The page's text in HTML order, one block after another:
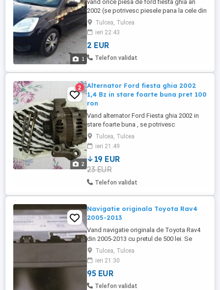
1
vand orice piesa de ford fiesta ghia an
2002 (se potrivesc piesele pana la cele din
2008 inclusiv ) motor 1.4 benzina Euro 4 (
Masina este dezmembrata )
Tulcea, Tulcea
ieri 22:43
2 EUR
Telefon validat
2
2
Alternator Ford fiesta ghia 2002
1,4 Bz in stare foarte buna pret 100
ron
Vand alternator Ford Fiesta ghia 2002 in
stare foarte buna , se potrivesc
alternatoarele pana la cele din 2008
inclusiv
Tulcea, Tulcea
ieri 21:49
19 EUR
23 EUR
Telefon validat
Navigatie originala Toyota Rav4
2005-2013
Vand navigatie originala de Toyota Rav4
din 2005-2013 cu pretul de 500 lei. Se
poate achizitiona doar din Tulcea, NU se
trimite prin curier.
Tulcea, Tulcea
ieri 21:30
95 EUR
Telefon validat